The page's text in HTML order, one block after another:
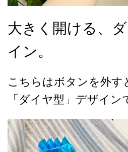
大きく開ける、
イン。
こちらはボタンを外す
「ダイヤ型」デザイン